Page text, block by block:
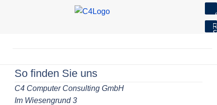
So finden Sie uns
C4 Computer Consulting GmbH
Im Wiesengrund 3